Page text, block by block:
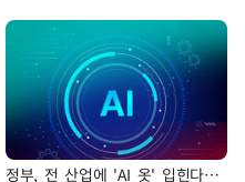
정부, 전 산업에 'AI 옷' 입힌다…